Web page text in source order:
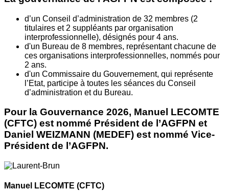
d’un Conseil d’administration de 32 membres (2
titulaires et 2 suppléants par organisation
interprofessionnelle), désignés pour 4 ans.
d'un Bureau de 8 membres, représentant chacune de
ces organisations interprofessionnelles, nommés pour
2 ans.
d'un Commissaire du Gouvernement, qui représente
l’Etat, participe à toutes les séances du Conseil
d’administration et du Bureau.
Pour la Gouvernance 2026, Manuel LECOMTE
(CFTC) est nommé Président de l’AGFPN et
Daniel WEIZMANN (MEDEF) est nommé Vice-
Président de l’AGFPN.
Manuel LECOMTE (CFTC)